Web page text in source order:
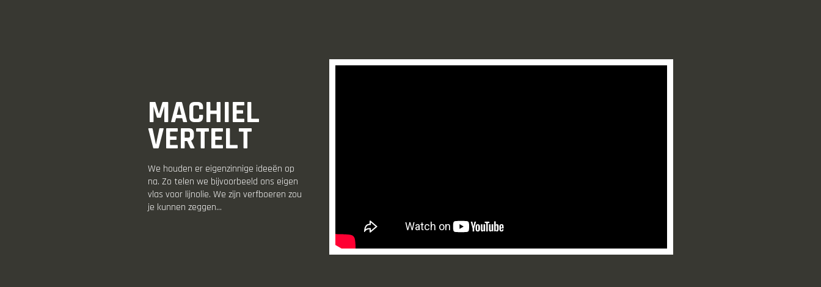
MACHIEL
VERTELT
We houden er eigenzinnige ideeën op
na. Zo telen we bijvoorbeeld ons eigen
vlas voor lijnolie. We zijn verfboeren zou
je kunnen zeggen...